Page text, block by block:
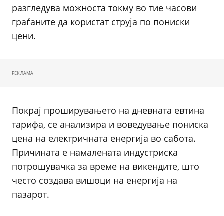
разгледува можноста токму во тие часови
граѓаните да користат струја по пониски
цени.
РЕКЛАМА
Покрај проширувањето на дневната евтина
тарифа, се анализира и воведување пониска
цена на електричната енергија во сабота.
Причината е намалената индустриска
потрошувачка за време на викендите, што
често создава вишоци на енергија на
пазарот.